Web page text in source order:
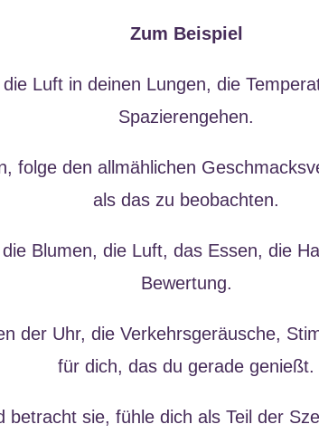
Zum Beispiel
Luft in deinen Lungen, die
Spazierengehen.
folge den allmählichen
als das zu beobachten.
Blumen, die Luft, das Essen, die
Bewertung.
der Uhr, die Verkehrsgeräusche,
für dich, das du gerade genießt.
betracht sie, fühle dich als Teil der